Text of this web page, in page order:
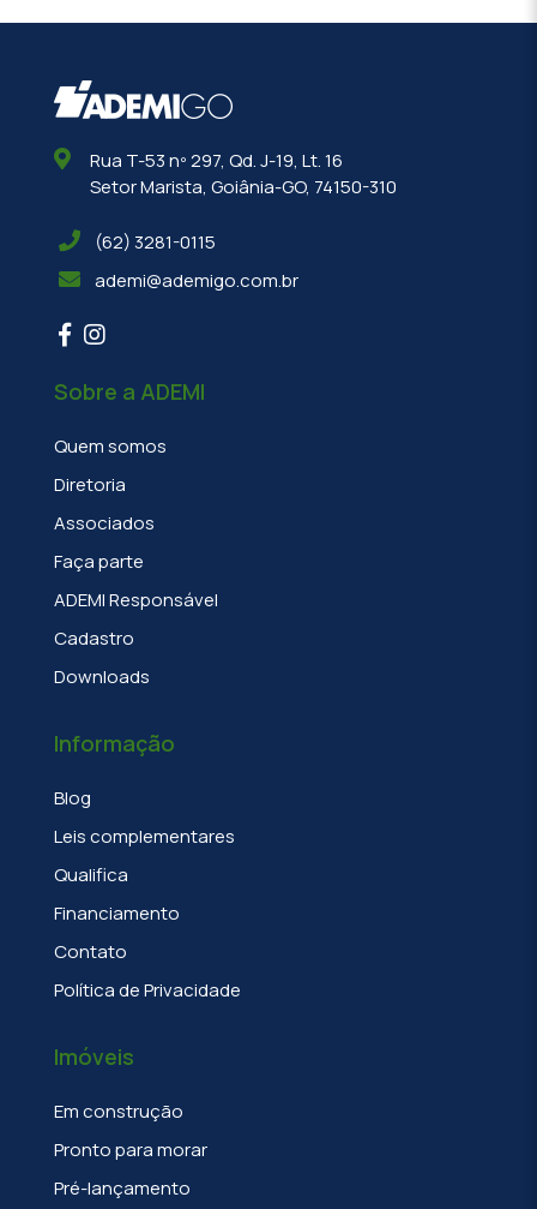
Rua T-53 nº 297, Qd. J-19, Lt. 16
Setor Marista, Goiânia-GO, 74150-310
(62) 3281-0115
ademi@ademigo.com.br
Sobre a ADEMI
Quem somos
Diretoria
Associados
Faça parte
ADEMI Responsável
Cadastro
Downloads
Informação
Blog
Leis complementares
Qualifica
Financiamento
Contato
Política de Privacidade
Imóveis
Em construção
Pronto para morar
Pré-lançamento